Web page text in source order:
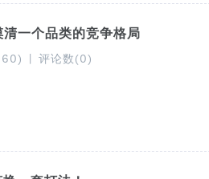
清一个品类的竞争格局
评论数(0)